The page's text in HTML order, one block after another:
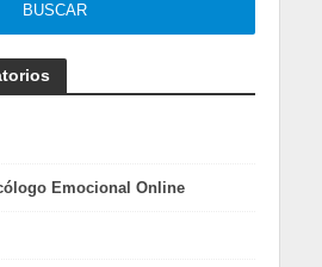
Emocional Online